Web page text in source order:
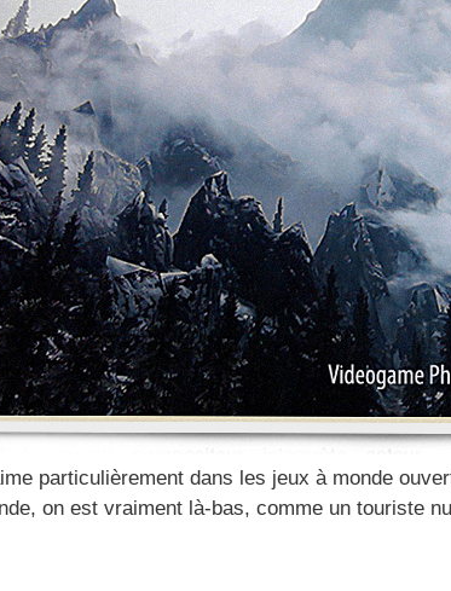
particulièrement dans les jeux à monde
on est vraiment là-bas, comme un touriste